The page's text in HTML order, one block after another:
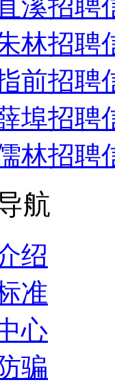
溪招聘
林招聘
前招聘
埠招聘
林招聘
航
绍
准
心
骗